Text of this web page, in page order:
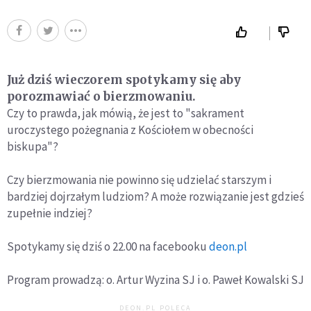
Już dziś wieczorem spotykamy się aby
porozmawiać o bierzmowaniu.
Czy to prawda, jak mówią, że jest to "sakrament
uroczystego pożegnania z Kościołem w obecności
biskupa"?
Czy bierzmowania nie powinno się udzielać starszym i
bardziej dojrzałym ludziom? A może rozwiązanie jest gdzieś
zupełnie indziej?
Spotykamy się dziś o 22.00 na facebooku deon.pl
Program prowadzą: o. Artur Wyzina SJ i o. Paweł Kowalski SJ
DEON.PL POLECA